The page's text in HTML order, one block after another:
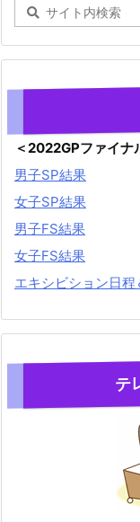
＜2022GPファイナ
男子SP結果
女子SP結果
男子FS結果
女子FS結果
エキシビション日程
テ